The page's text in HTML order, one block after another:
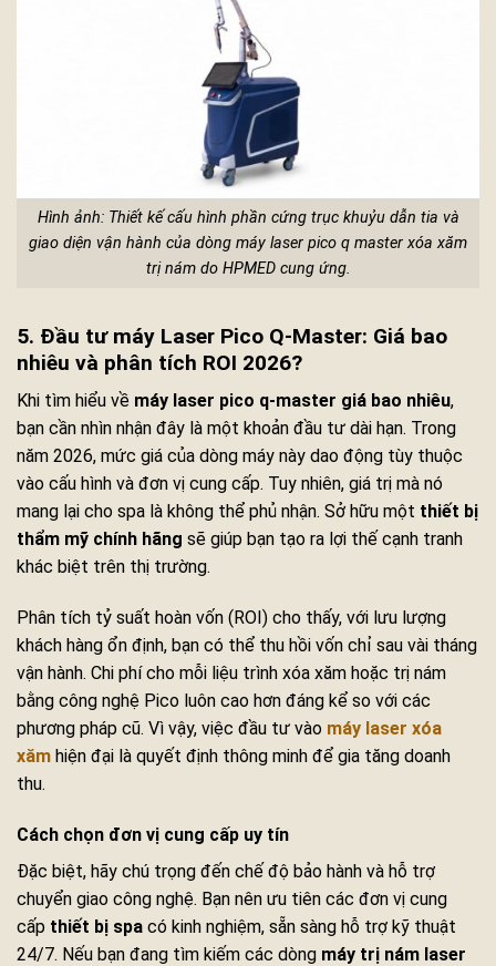
Hình ảnh: Thiết kế cấu hình phần cứng trục khuỷu dẫn tia và
giao diện vận hành của dòng máy laser pico q master xóa xăm
trị nám do HPMED cung ứng.
5. Đầu tư máy Laser Pico Q-Master: Giá bao
nhiêu và phân tích ROI 2026?
Khi tìm hiểu về máy laser pico q-master giá bao nhiêu,
bạn cần nhìn nhận đây là một khoản đầu tư dài hạn. Trong
năm 2026, mức giá của dòng máy này dao động tùy thuộc
vào cấu hình và đơn vị cung cấp. Tuy nhiên, giá trị mà nó
mang lại cho spa là không thể phủ nhận. Sở hữu một thiết bị
thẩm mỹ chính hãng sẽ giúp bạn tạo ra lợi thế cạnh tranh
khác biệt trên thị trường.
Phân tích tỷ suất hoàn vốn (ROI) cho thấy, với lưu lượng
khách hàng ổn định, bạn có thể thu hồi vốn chỉ sau vài tháng
vận hành. Chi phí cho mỗi liệu trình xóa xăm hoặc trị nám
bằng công nghệ Pico luôn cao hơn đáng kể so với các
phương pháp cũ. Vì vậy, việc đầu tư vào máy laser xóa
xăm hiện đại là quyết định thông minh để gia tăng doanh
thu.
Cách chọn đơn vị cung cấp uy tín
Đặc biệt, hãy chú trọng đến chế độ bảo hành và hỗ trợ
chuyển giao công nghệ. Bạn nên ưu tiên các đơn vị cung
cấp thiết bị spa có kinh nghiệm, sẵn sàng hỗ trợ kỹ thuật
24/7. Nếu bạn đang tìm kiếm các dòng máy trị nám laser